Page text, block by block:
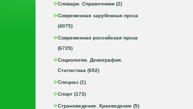
Словари. Справочники (2)
Современная зарубежная проза
(4075)
Современная российская проза
(6729)
Социология. Демография.
Статистика (692)
Спецназ (1)
Спорт (173)
Страноведение. Краеведение (5)